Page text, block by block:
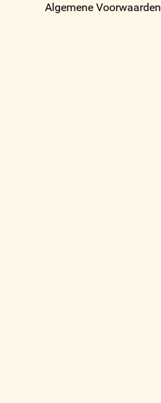
Algemene Voorwaarden